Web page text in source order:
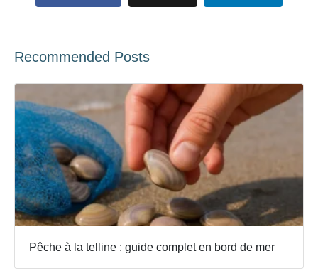
Recommended Posts
Pêche à la telline : guide complet en bord de mer